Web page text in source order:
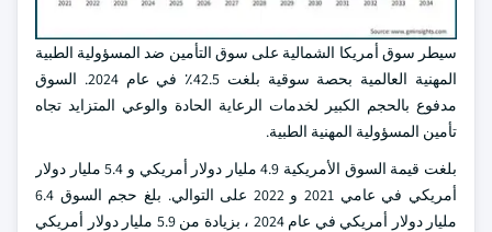
سيطر سوق أمريكا الشمالية على سوق التأمين ضد المسؤولية الطبية
المهنية العالمية بحصة سوقية بلغت 42.5٪ في عام 2024. السوق
مدفوع بالحجم الكبير لخدمات الرعاية الحادة والوعي المتزايد تجاه
تأمين المسؤولية المهنية الطبية.
بلغت قيمة السوق الأمريكية 4.9 مليار دولار أمريكي و 5.4 مليار دولار
أمريكي في عامي 2021 و 2022 على التوالي. بلغ حجم السوق 6.4
مليار دولار أمريكي في عام 2024 ، بزيادة من 5.9 مليار دولار أمريكي